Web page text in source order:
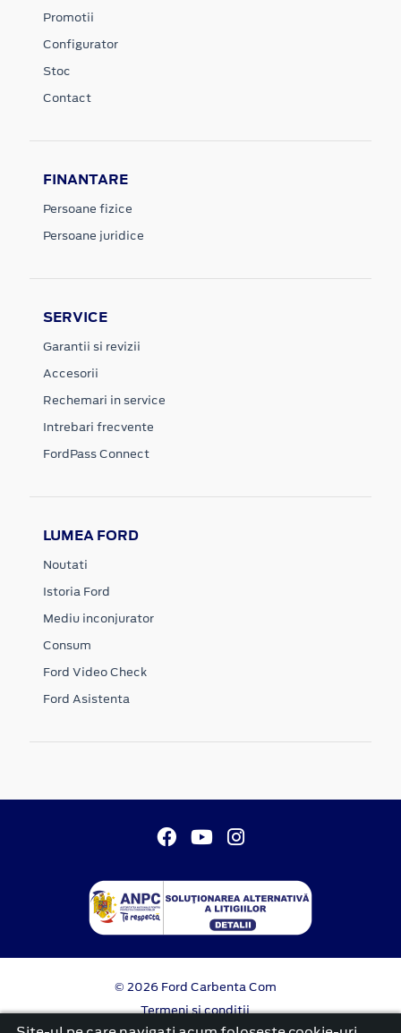
Promotii
Configurator
Stoc
Contact
FINANTARE
Persoane fizice
Persoane juridice
SERVICE
Garantii si revizii
Accesorii
Rechemari in service
Intrebari frecvente
FordPass Connect
LUMEA FORD
Noutati
Istoria Ford
Mediu inconjurator
Consum
Ford Video Check
Ford Asistenta
© 2026 Ford Carbenta Com
Termeni si conditii
Confidentialitate